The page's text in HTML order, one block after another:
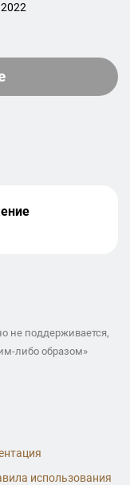
2022
не поддерживается,
либо образом»
использования